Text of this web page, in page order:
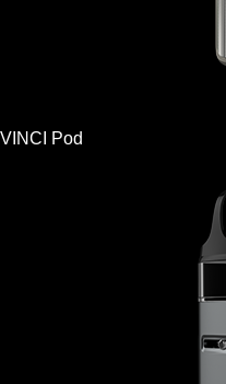
VINCI Pod